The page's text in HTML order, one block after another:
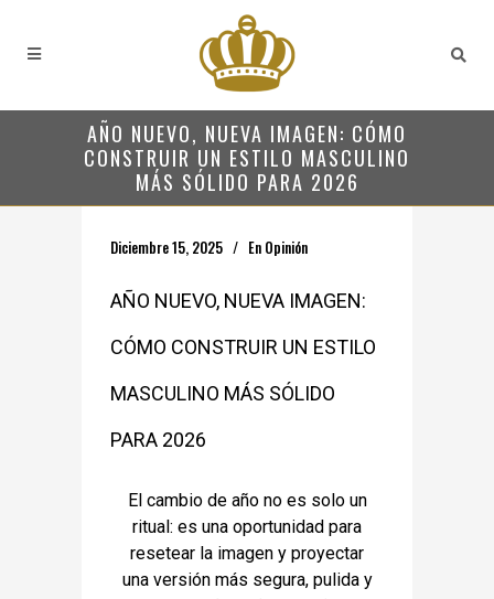
AÑO NUEVO, NUEVA IMAGEN: CÓMO
CONSTRUIR UN ESTILO MASCULINO
MÁS SÓLIDO PARA 2026
Diciembre 15, 2025 En Opinión
AÑO NUEVO, NUEVA IMAGEN:
CÓMO CONSTRUIR UN ESTILO
MASCULINO MÁS SÓLIDO
PARA 2026
El cambio de año no es solo un
ritual: es una oportunidad para
resetear la imagen y proyectar
una versión más segura, pulida y